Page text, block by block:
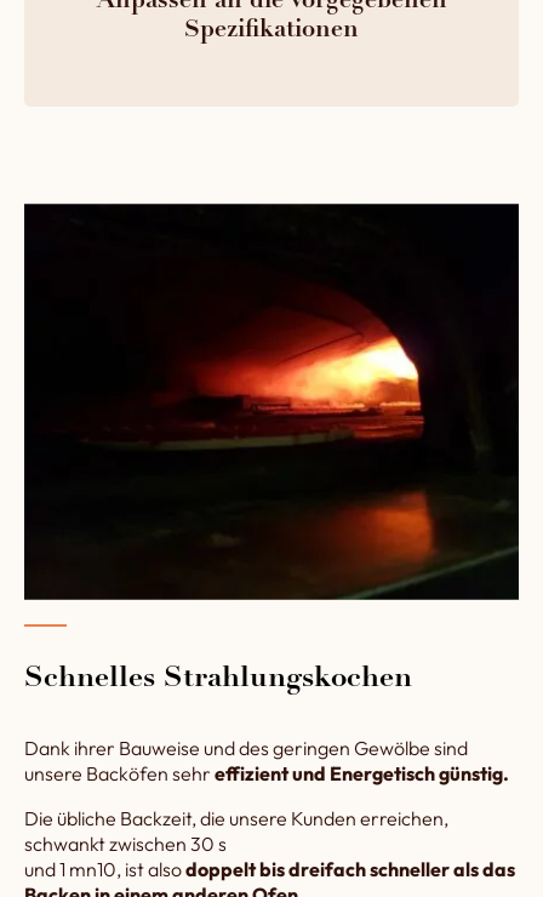
Spezifikationen
Schnelles Strahlungskochen
Dank ihrer Bauweise und des geringen Gewölbe sind
unsere Backöfen sehr effizient und Energetisch günstig.
Die übliche Backzeit, die unsere Kunden erreichen,
schwankt zwischen 30 s
und 1 mn10, ist alsodoppelt bis dreifach schneller als das